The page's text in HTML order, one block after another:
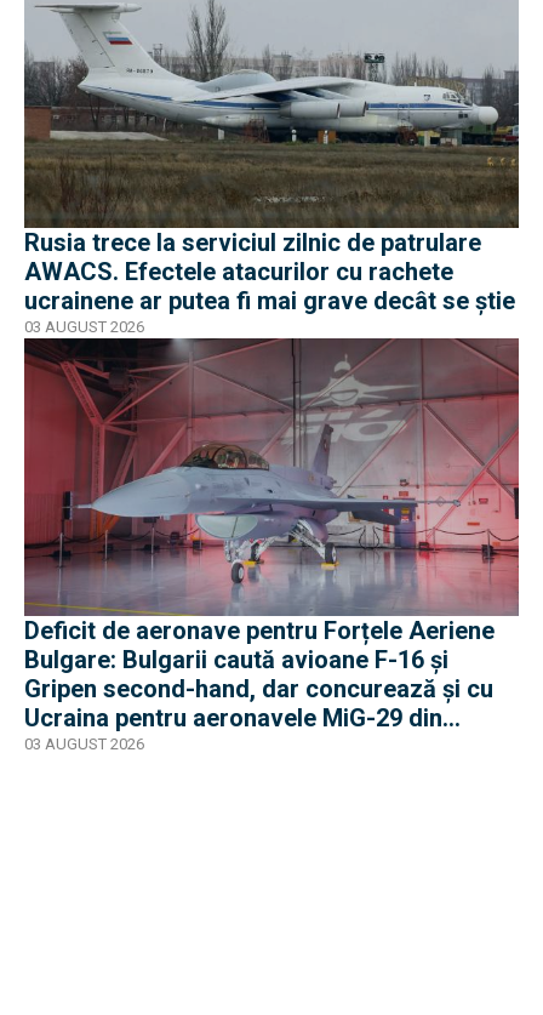
Rusia trece la serviciul zilnic de patrulare
AWACS. Efectele atacurilor cu rachete
ucrainene ar putea fi mai grave decât se știe
03 AUGUST 2026
Deficit de aeronave pentru Forțele Aeriene
Bulgare: Bulgarii caută avioane F-16 și
Gripen second-hand, dar concurează și cu
Ucraina pentru aeronavele MiG-29 din
Polonia
03 AUGUST 2026